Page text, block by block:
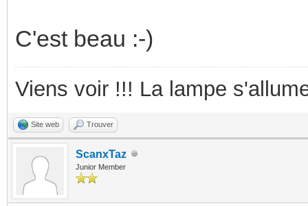
C'est beau :-)
Viens voir !!! La lampe
Site web Trouver
ScanxTaz
Junior Member